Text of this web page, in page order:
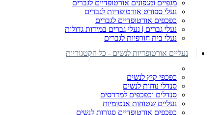
מגפיים ומגפונים אורטופדיים לגברים
נעלי ספורט אורטופדיות לגברים
כפכפים אורטופדיים לגברים
נעלי גברים | נעלי גברים במידות גדולות
נעלי בית חורפיות לגברים
נעליים אורטופדיות לנשים - כל הקטגוריות
כפכפי קיץ לנשים
סנדלי נוחות לנשים
סנדלים וכפכפים למדרסים
נעליים שטוחות אנטומיות
כפכפים אורטופדיים סגורות לנשים